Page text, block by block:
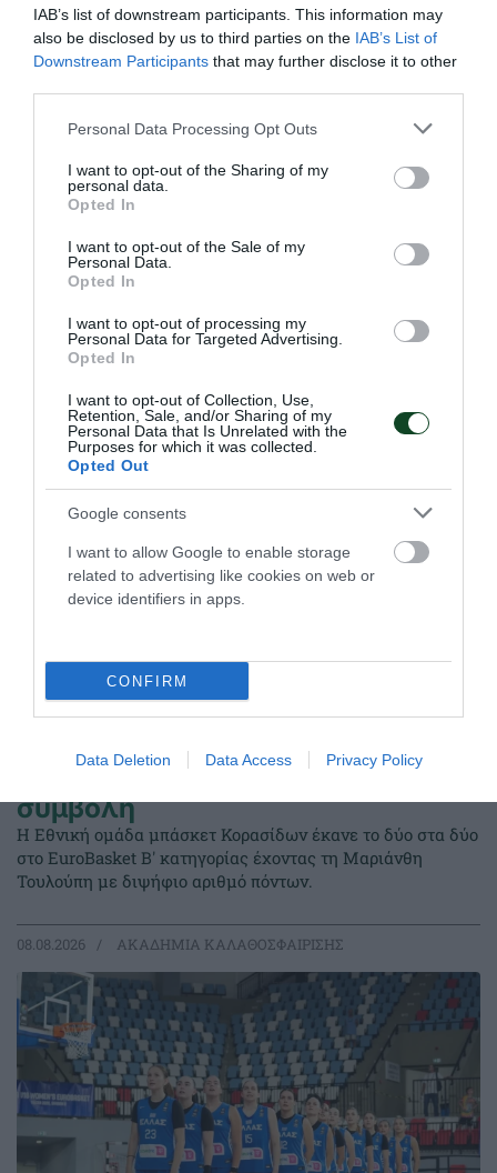
IAB’s list of downstream participants. This information may
also be disclosed by us to third parties on the IAB’s List of
Downstream Participants that may further disclose it to other
Please note that this website/app uses one or more Google
not limited to your visit or usage behaviour. You may click to
grant or deny consent to Google and its third-party tags to
use your data for below specified purposes in below Google
consent section.
Personal Data Processing Opt Outs
I want to opt-out of the Sharing of my
personal data.
Opted In
I want to opt-out of the Sale of my
Personal Data.
Opted In
I want to opt-out of processing my
Personal Data for Targeted Advertising.
Opted In
I want to opt-out of Collection, Use,
Retention, Sale, and/or Sharing of my
Personal Data that Is Unrelated with the
Purposes for which it was collected.
Opted Out
Google consents
I want to allow Google to enable storage
related to advertising like cookies on web or
device identifiers in apps.
CONFIRM
Data Deletion Data Access Privacy Policy
Με Μάκρα και τη νέα χρονιά!
έναρξη της συνεργασίας του με τον προπονητή της
ανδρικής ομάδας πινγκ πονγκ Λευτέρη Μάκρα.
29.05.2026 ΠΙΝΓΚ ΠΟΝΓΚ ΑΝΔΡΩΝ
ΤΕΛΕΥΤΑΙΑ ΝΕΑ
Δύο στα δύο με «πράσινη»
σύμβολη
Η Εθνική ομάδα μπάσκετ Κορασίδων έκανε το δύο στα δύο
στο EuroBasket Β' κατηγορίας έχοντας τη Μαριάνθη
Τουλούπη με διψήφιο αριθμό πόντων.
08.08.2026 ΑΚΑΔΗΜΙΑ ΚΑΛΑΘΟΣΦΑΙΡΙΣΗΣ